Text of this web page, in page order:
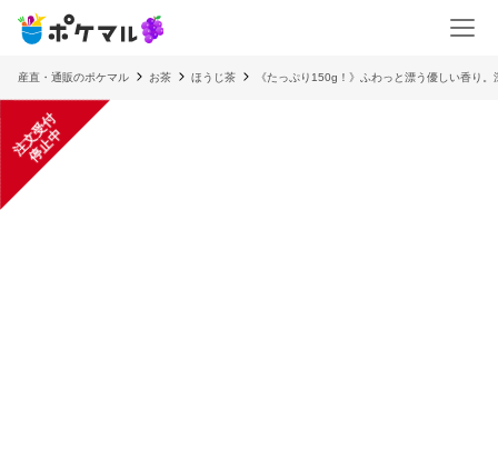
産直・通販のポケマル お茶 ほうじ茶 《たっぷり150g！》ふわっと漂う優しい香り。
注
文
受
付
停
止
中